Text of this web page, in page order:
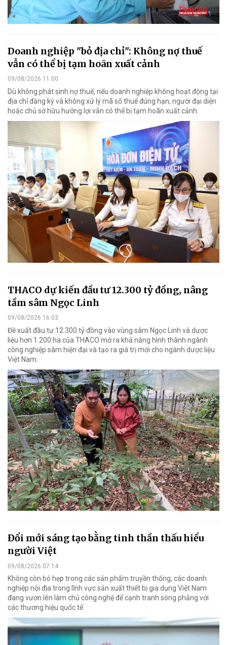
Doanh nghiệp "bỏ địa chỉ": Không nợ thuế
vẫn có thể bị tạm hoãn xuất cảnh
09/08/2026 11:00
Dù không phát sinh nợ thuế, nếu doanh nghiệp không hoạt động tại
địa chỉ đăng ký và không xử lý mã số thuế đúng hạn, người đại diện
hoặc chủ sở hữu hưởng lợi vẫn có thể bị tạm hoãn xuất cảnh.
THACO dự kiến đầu tư 12.300 tỷ đồng, nâng
tầm sâm Ngọc Linh
09/08/2026 16:03
Đề xuất đầu tư 12.300 tỷ đồng vào vùng sâm Ngọc Linh và dược
liệu hơn 1.200 ha của THACO mở ra khả năng hình thành ngành
công nghiệp sâm hiện đại và tạo ra giá trị mới cho ngành dược liệu
Việt Nam.
Đổi mới sáng tạo bằng tinh thần thấu hiểu
người Việt
09/08/2026 07:14
Không còn bó hẹp trong các sản phẩm truyền thống, các doanh
nghiệp nội địa trong lĩnh vực sản xuất thiết bị gia dụng Việt Nam
đang vươn lên làm chủ công nghệ để cạnh tranh sòng phẳng với
các thương hiệu quốc tế.